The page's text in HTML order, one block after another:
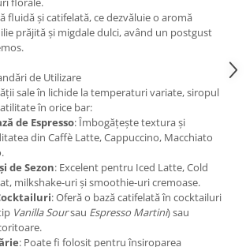
fluidă și catifelată, ce dezvăluie o aromă
prăjită și migdale dulci, având un postgust
de Utilizare
sale în lichide la temperaturi variate, siropul
în orice bar:
de Espresso: Îmbogățește textura și
din Caffè Latte, Cappuccino, Macchiato
de Sezon: Excelent pentru Iced Latte, Cold
milkshake-uri și smoothie-uri cremoase.
: Oferă o bază catifelată în cocktailuri
Vanilla Soursau Espresso Martini) sau
: Poate fi folosit pentru însiroparea